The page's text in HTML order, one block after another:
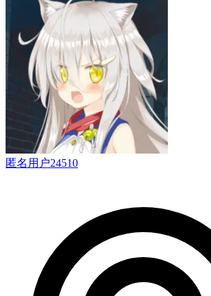
匿名用户24510